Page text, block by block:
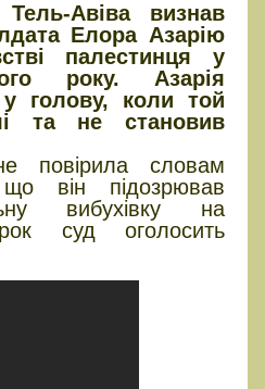
Авіва визнав
Елора Азарію
палестинця у
року. Азарія
голову, коли той
та не становив
повірила словам
що він підозрював
вибухівку на
суд оголосить